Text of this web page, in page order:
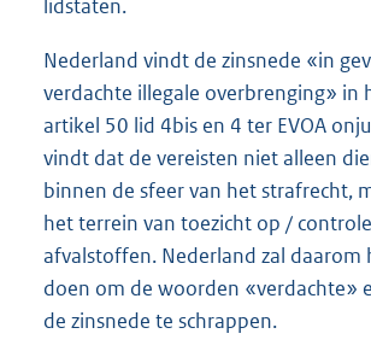
lidstaten.
Nederland vindt de zinsnede «in
verdachte illegale overbrenging» in
artikel 50 lid 4bis en 4 ter EVOA
vindt dat de vereisten niet alleen
binnen de sfeer van het strafrecht,
het terrein van toezicht op /
afvalstoffen. Nederland zal daarom
doen om de woorden «verdachte»
de zinsnede te schrappen.